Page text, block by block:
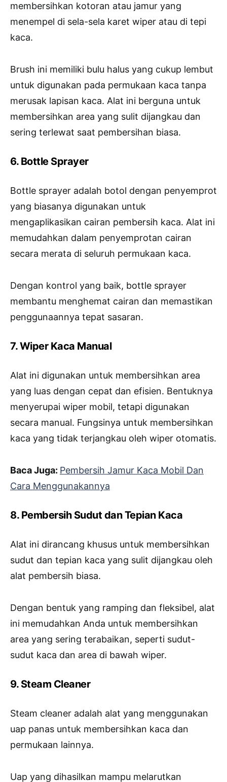
membersihkan kotoran atau jamur yang
menempel di sela-sela karet wiper atau di tepi
kaca.
Brush ini memiliki bulu halus yang cukup lembut
untuk digunakan pada permukaan kaca tanpa
merusak lapisan kaca. Alat ini berguna untuk
membersihkan area yang sulit dijangkau dan
sering terlewat saat pembersihan biasa.
6. Bottle Sprayer
Bottle sprayer adalah botol dengan penyemprot
yang biasanya digunakan untuk
mengaplikasikan cairan pembersih kaca. Alat ini
memudahkan dalam penyemprotan cairan
secara merata di seluruh permukaan kaca.
Dengan kontrol yang baik, bottle sprayer
membantu menghemat cairan dan memastikan
penggunaannya tepat sasaran.
7. Wiper Kaca Manual
Alat ini digunakan untuk membersihkan area
yang luas dengan cepat dan efisien. Bentuknya
menyerupai wiper mobil, tetapi digunakan
secara manual. Fungsinya untuk membersihkan
kaca yang tidak terjangkau oleh wiper otomatis.
Baca Juga: Pembersih Jamur Kaca Mobil Dan
Cara Menggunakannya
8. Pembersih Sudut dan Tepian Kaca
Alat ini dirancang khusus untuk membersihkan
sudut dan tepian kaca yang sulit dijangkau oleh
alat pembersih biasa.
Dengan bentuk yang ramping dan fleksibel, alat
ini memudahkan Anda untuk membersihkan
area yang sering terabaikan, seperti sudut-
sudut kaca dan area di bawah wiper.
9. Steam Cleaner
Steam cleaner adalah alat yang menggunakan
uap panas untuk membersihkan kaca dan
permukaan lainnya.
Uap yang dihasilkan mampu melarutkan